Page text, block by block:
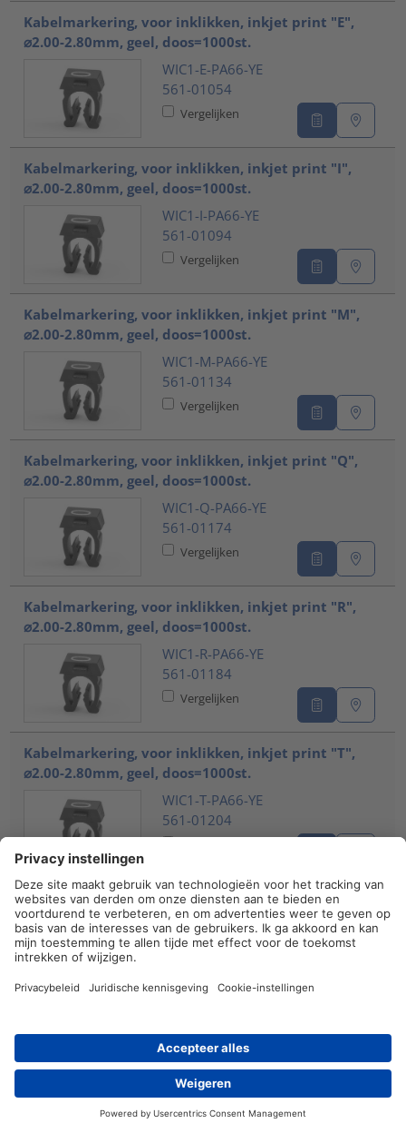
Kabelmarkering, voor inklikken, inkjet print "E",
⌀2.00-2.80mm, geel, doos=1000st.
WIC1-E-PA66-YE
561-01054
Vergelijken
Kabelmarkering, voor inklikken, inkjet print "I",
⌀2.00-2.80mm, geel, doos=1000st.
WIC1-I-PA66-YE
561-01094
Vergelijken
Kabelmarkering, voor inklikken, inkjet print "M",
⌀2.00-2.80mm, geel, doos=1000st.
WIC1-M-PA66-YE
561-01134
Vergelijken
Kabelmarkering, voor inklikken, inkjet print "Q",
⌀2.00-2.80mm, geel, doos=1000st.
WIC1-Q-PA66-YE
561-01174
Vergelijken
Kabelmarkering, voor inklikken, inkjet print "R",
⌀2.00-2.80mm, geel, doos=1000st.
WIC1-R-PA66-YE
561-01184
Vergelijken
Kabelmarkering, voor inklikken, inkjet print "T",
⌀2.00-2.80mm, geel, doos=1000st.
WIC1-T-PA66-YE
561-01204
Kabelmarkering, voor inklikken, inkjet print "U",
⌀2.00-2.80mm, geel, doos=1000st.
WIC1-U-PA66-YE
Vergelijken
Kabelmarkering, voor inklikken, inkjet print "V",
⌀2.00-2.80mm, geel, doos=1000st.
WIC1-V-PA66-YE
561-01224
Reseller Contact